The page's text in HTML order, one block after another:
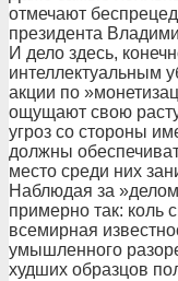
отмечают
президента
И дело здесь,
интеллектуальным
акции по
ощущают свою
угроз со стороны
должны
место среди них
Наблюдая за
примерно так: коль
всемирная
умышленного
худших образцов